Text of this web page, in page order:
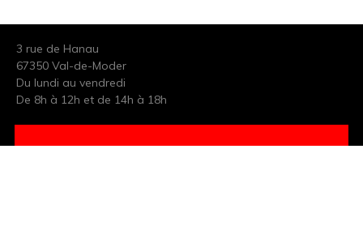
3 rue de Hanau
67350 Val-de-Moder
Du lundi au vendredi
De 8h à 12h et de 14h à 18h